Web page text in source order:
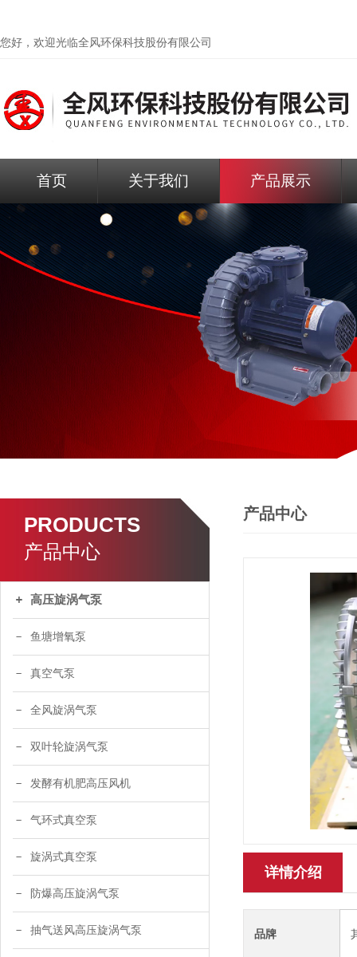
您好，欢迎光临全风环保科技股份有限公司
首页 关于我们 产品展示
了解更
PRODUCTS
产品中心
高压旋涡气泵
鱼塘增氧泵
真空气泵
全风旋涡气泵
双叶轮旋涡气泵
发酵有机肥高压风机
气环式真空泵
旋涡式真空泵
防爆高压旋涡气泵
抽气送风高压旋涡气泵
产品中心
详情介绍
品牌